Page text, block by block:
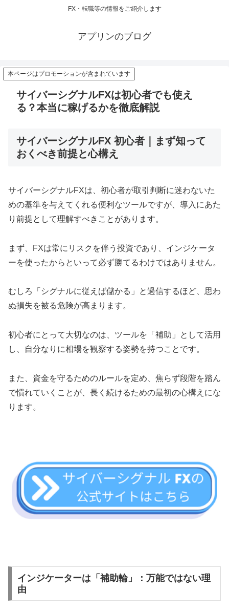
FX・転職等の情報をご紹介します
アプリンのブログ
本ページはプロモーションが含まれています
サイバーシグナルFXは初心者でも使え
る？本当に稼げるかを徹底解説
サイバーシグナルFX 初心者｜まず知って
おくべき前提と心構え
サイバーシグナルFXは、初心者が取引判断に迷わないた
めの基準を与えてくれる便利なツールですが、導入にあた
り前提として理解すべきことがあります。
まず、FXは常にリスクを伴う投資であり、インジケータ
ーを使ったからといって必ず勝てるわけではありません。
むしろ「シグナルに従えば儲かる」と過信するほど、思わ
ぬ損失を被る危険が高まります。
初心者にとって大切なのは、ツールを「補助」として活用
し、自分なりに相場を観察する姿勢を持つことです。
また、資金を守るためのルールを定め、焦らず段階を踏ん
で慣れていくことが、長く続けるための最初の心構えにな
ります。
インジケーターは「補助輪」：万能ではない理
由